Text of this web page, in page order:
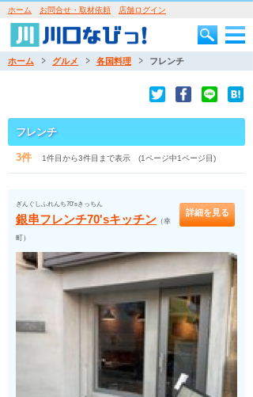
ホーム お問合せ・取材依頼 店舗ログイン
ホーム グルメ 各国料理 フレンチ
フレンチ
3件 1件目から3件目まで表示 (1ページ中1ページ目)
ぎんぐしふれんち70'sきっちん
銀串フレンチ70'sキッチン （幸
町）
詳細を見る